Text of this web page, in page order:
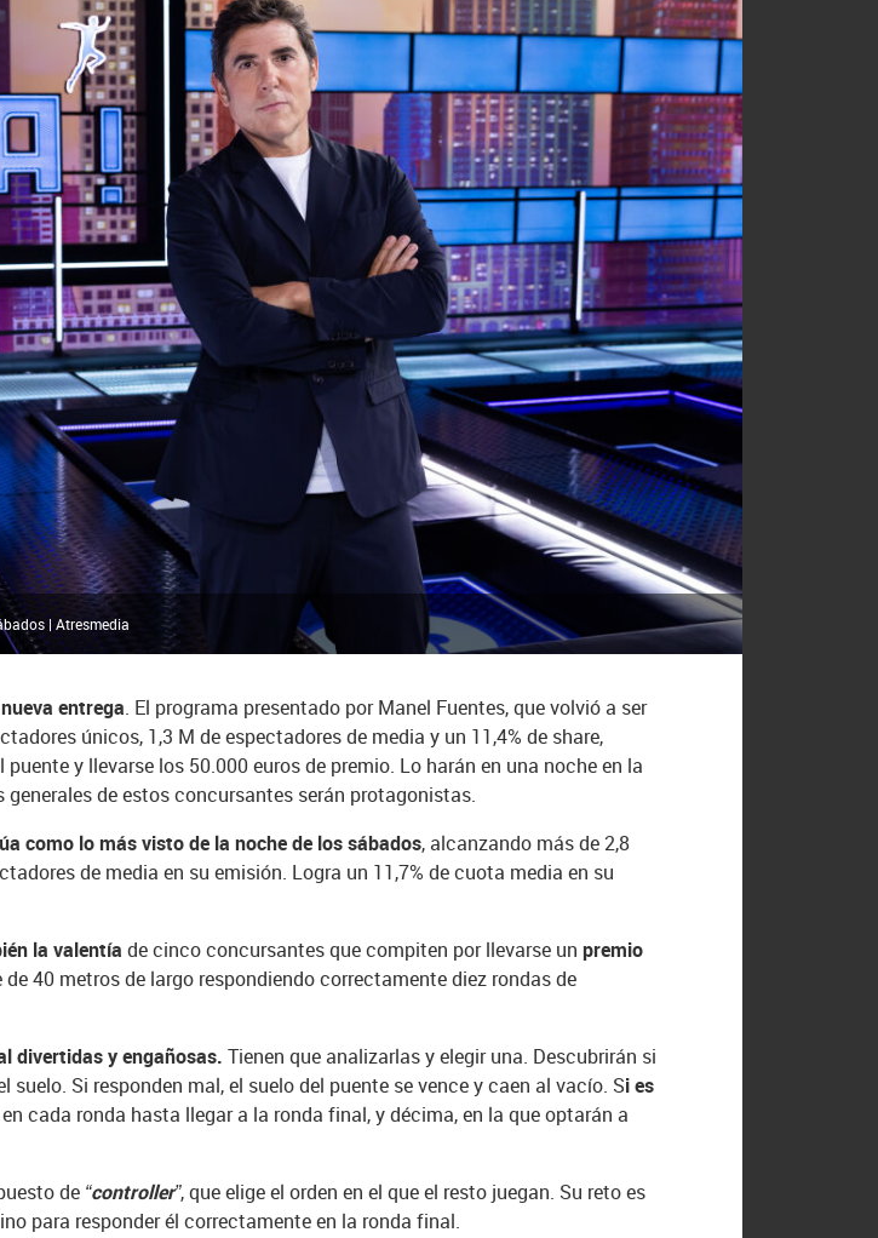
| Atresmedia
entrega. El programa presentado por Manel Fuentes, que volvió a ser
únicos, 1,3 M de espectadores de media y un 11,4% de share,
y llevarse los 50.000 euros de premio. Lo harán en una noche en la
de estos concursantes serán protagonistas.
como lo más visto de la noche de los sábados, alcanzando más de 2,8
de media en su emisión. Logra un 11,7% de cuota media en su
la valentía de cinco concursantes que compiten por llevarse unpremio
40 metros de largo respondiendo correctamente diez rondas de
divertidas y engañosas. Tienen que analizarlas y elegir una. Descubrirán si
Si responden mal, el suelo del puente se vence y caen al vacío. Si es
cada ronda hasta llegar a la ronda final, y décima, en la que optarán a
de “controller”, que elige el orden en el que el resto juegan. Su reto es
para responder él correctamente en la ronda final.